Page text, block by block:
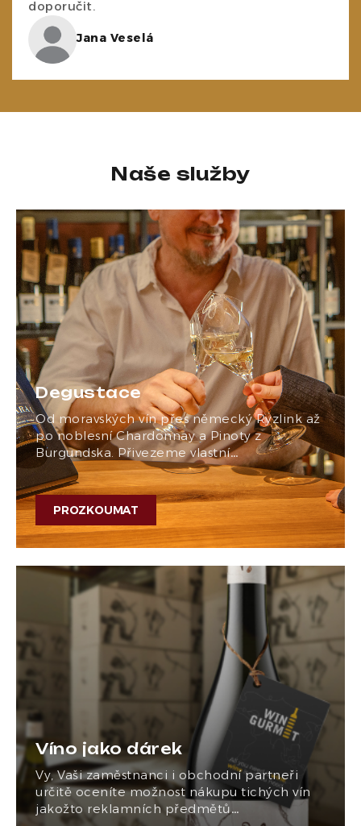
doporučit.
Jana Veselá
Naše služby
Degustace
Od moravských vín přes německý Ryzlink až
po noblesní Chardonnay a Pinoty z
Burgundska. Přivezeme vlastní…
PROZKOUMAT
Víno jako dárek
Vy, Vaši zaměstnanci i obchodní partneři
určitě oceníte možnost nákupu tichých vín
jakožto reklamních předmětů…